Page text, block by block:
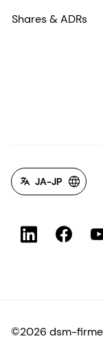
Shares & ADRs
JA-JP
©2026 dsm-